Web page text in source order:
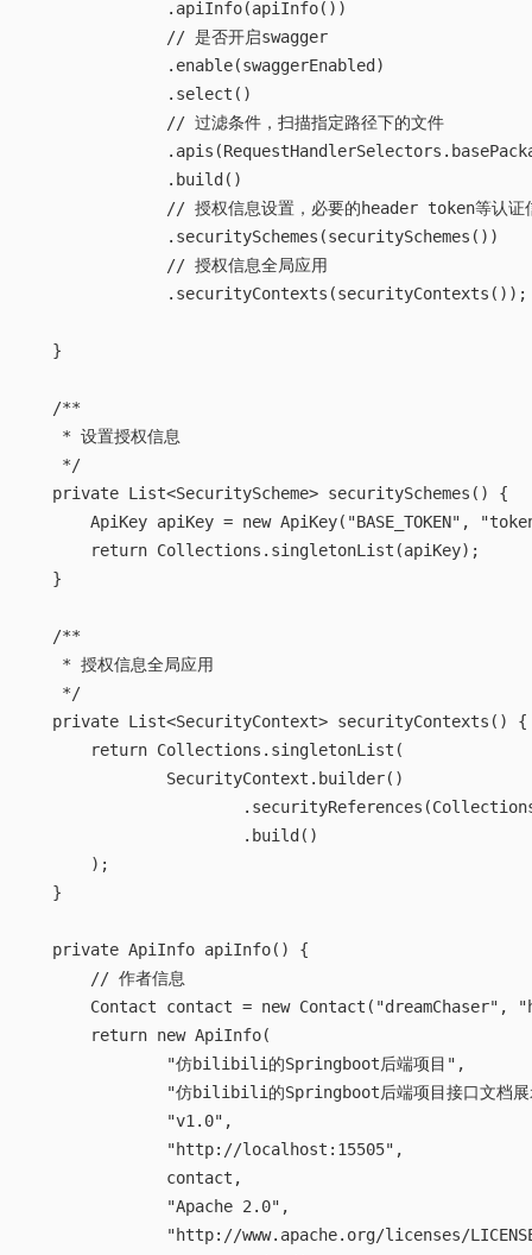
        return new Docket(DocumentationType.OAS_30)
                .apiInfo(apiInfo())
                // 是否开启swagger
                .enable(swaggerEnabled)
                .select()
                // 过滤条件，扫描指定路径下的文件
                .build()
// 授权信息设置，必要的header token等认
                .securitySchemes(securitySchemes())
                // 授权信息全局应用
    /**
     * 设置授权信息
     */
    private List<SecurityScheme> securitySchemes() {
ApiKey apiKey = new ApiKey("BASE_TOKEN",
        return Collections.singletonList(apiKey);
    /**
     * 授权信息全局应用
     */
private List<SecurityContext> securityContexts()
        return Collections.singletonList(
                SecurityContext.builder()
                        .build()
        );
    private ApiInfo apiInfo() {
        // 作者信息
Contact contact = new
        return new ApiInfo(
                "仿bilibili的Springboot后端项目",
"仿bilibili的Springboot后端项目接口文
                "v1.0",
                "http://localhost:15505",
                contact,
                "Apache 2.0",